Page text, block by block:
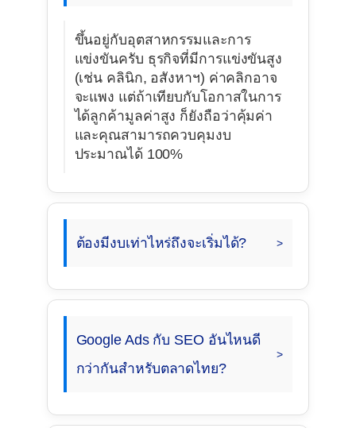
ขึ้นอยู่กับอุตสาหกรรมและการ
แข่งขันครับ ธุรกิจที่มีการแข่งขันสูง
(เช่น คลินิก, อสังหาฯ) ค่าคลิกอาจ
จะแพง แต่ถ้าเทียบกับโอกาสในการ
ได้ลูกค้ามูลค่าสูง ก็ยังถือว่าคุ้มค่า
และคุณสามารถควบคุมงบ
ประมาณได้ 100%
ต้องมีงบเท่าไหร่ถึงจะเริ่มได้?
Google Ads กับ SEO อันไหนดี
กว่ากันสำหรับตลาดไทย?